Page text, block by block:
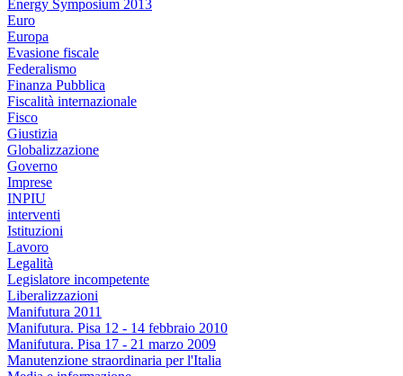
Energy Symposium 2013
Euro
Europa
Evasione fiscale
Federalismo
Finanza Pubblica
Fiscalità internazionale
Fisco
Giustizia
Globalizzazione
Governo
Imprese
INPIU
interventi
Istituzioni
Lavoro
Legalità
Legislatore incompetente
Liberalizzazioni
Manifutura 2011
Manifutura. Pisa 12 - 14 febbraio 2010
Manifutura. Pisa 17 - 21 marzo 2009
Manutenzione straordinaria per l'Italia